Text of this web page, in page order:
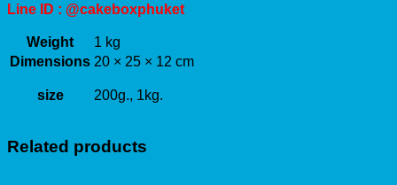
Line ID : @cakeboxphuket
Weight
1 kg
Dimensions 20 × 25 × 12 cm
size 200g., 1kg.
Related products